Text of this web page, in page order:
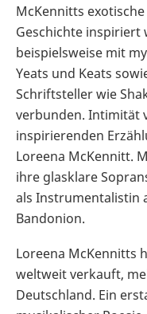
McKennitts
Geschichte inspiriert
beispielsweise mit
Yeats und Keats
Schriftsteller wie
verbunden. Intimität
inspirierenden
Loreena McKennitt.
ihre glasklare
als Instrumentalistin
Bandonion.
Loreena McKennitts
weltweit verkauft,
Deutschland. Ein